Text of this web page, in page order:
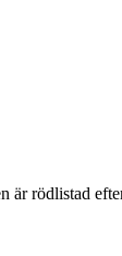
rödlistad